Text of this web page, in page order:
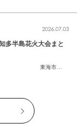
東海市
,大府市
2026.07.03
多半島花火大会まと